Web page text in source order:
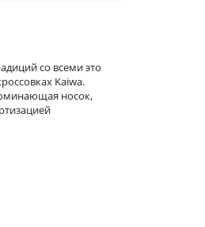
со всеми это
Kaiwa.
носок,